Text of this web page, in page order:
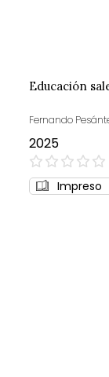
Educación
Fernando
2025
0%
Impreso